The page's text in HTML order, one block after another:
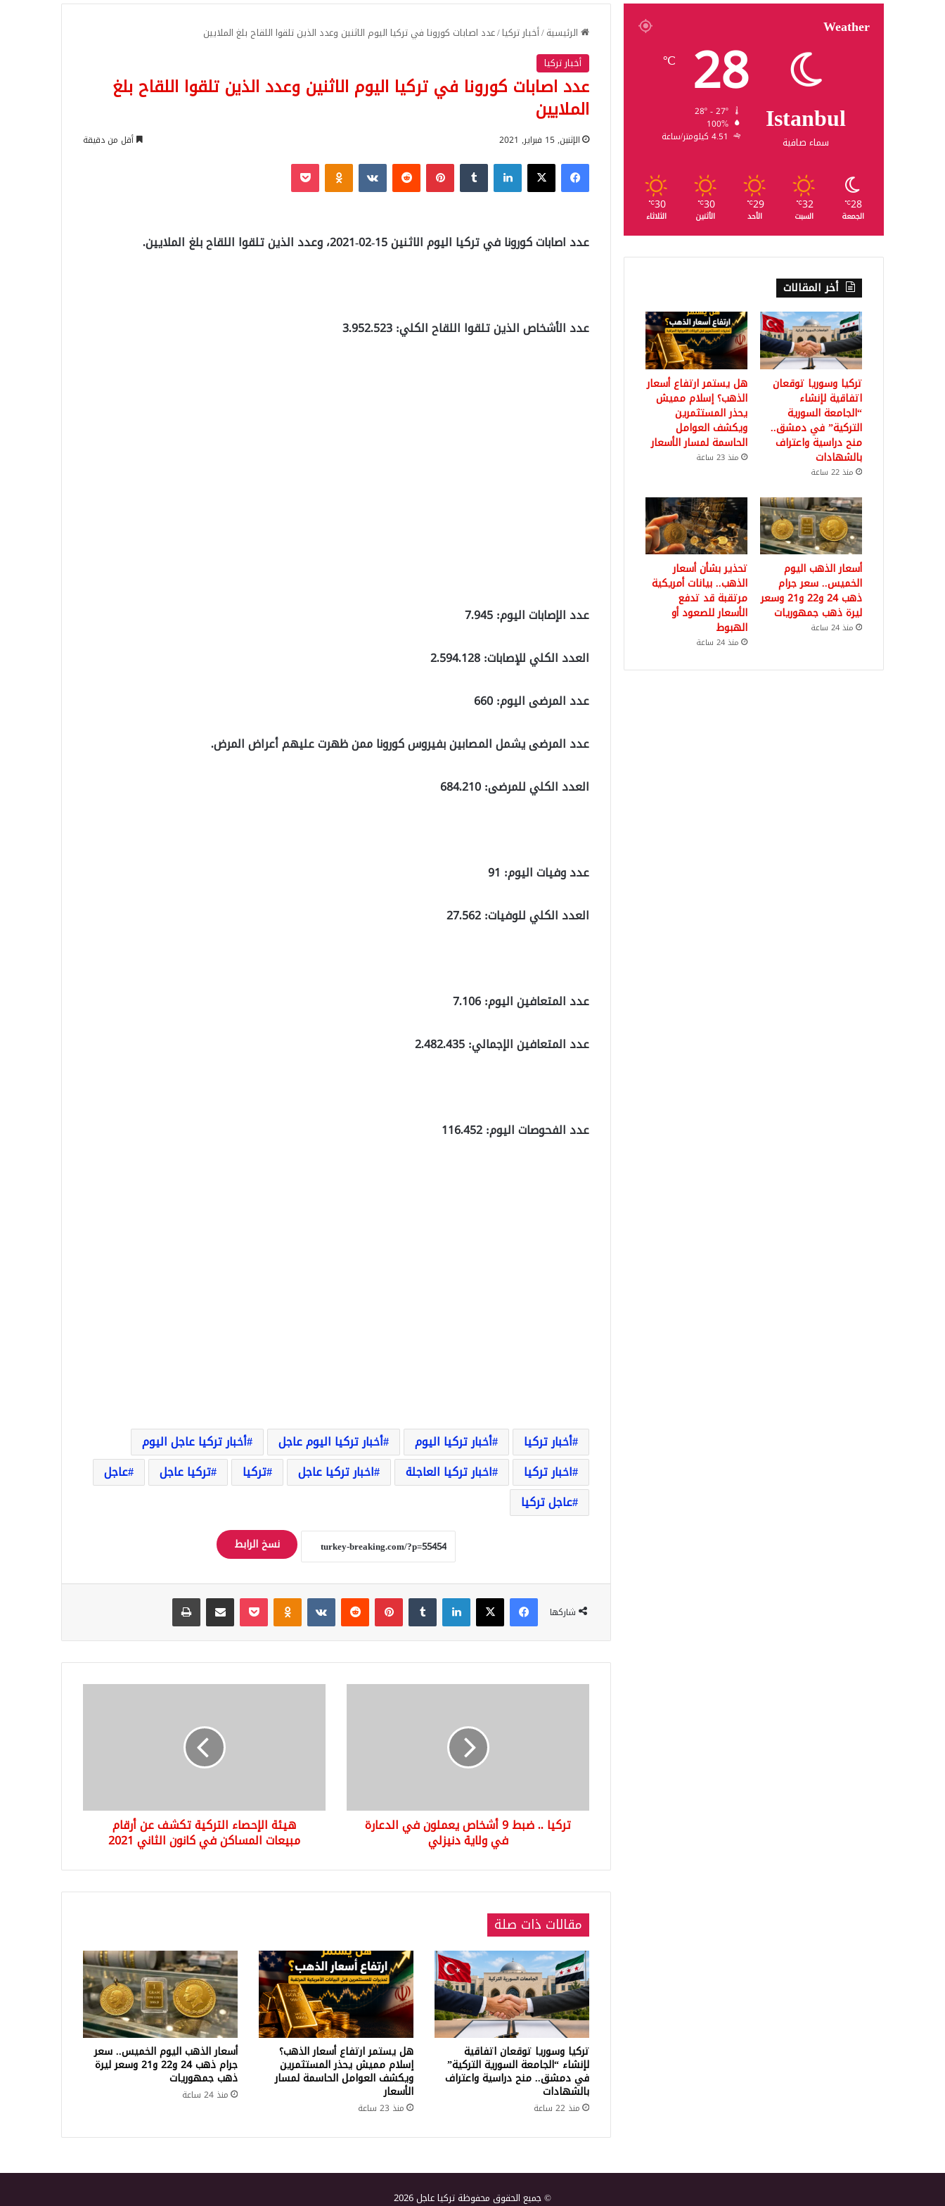
الرئيسية/أخبار تركيا/عدد اصابات كورونا في تركيا اليوم الاثنين وعدد الذين تلقوا اللقاح بلغ الملايين
أخبار تركيا
عدد اصابات كورونا في تركيا اليوم الاثنين وعدد الذين تلقوا اللقاح بلغ
الملايين
الإثنين, 15 فبراير, 2021 أقل من دقيقة
فيسبوك‫X لينكدإن بينتيريست Odnoklassniki
‫Pocket
عدد اصابات كورونا في تركيا اليوم الاثنين 15-02-2021، وعدد الذين تلقوا اللقاح بلغ الملايين.
عدد الأشخاص الذين تلقوا اللقاح الكلي: 3.952.523
عدد الإصابات اليوم: 7.945
العدد الكلي للإصابات: 2.594.128
عدد المرضى اليوم: 660
عدد المرضى يشمل المصابين بفيروس كورونا ممن ظهرت عليهم أعراض المرض.
العدد الكلي للمرضى: 684.210
عدد وفيات اليوم: 91
العدد الكلي للوفيات: 27.562
عدد المتعافين اليوم: 7.106
عدد المتعافين الإجمالي: 2.482.435
عدد الفحوصات اليوم: 116.452
أخبار تركيا أخبار تركيا اليوم أخبار تركيا اليوم عاجل
أخبار تركيا عاجل اليوم
اخبار تركيا
اخبار تركيا العاجلة اخبار تركيا عاجل تركيا تركيا عاجل
عاجل
عاجل تركيا
نسخ الرابط
شاركها
فيسبوك‫X لينكدإن بينتيريست Odnoklassniki
‫Pocket مشاركة عبر البريد طباعة
في
تركيا .. ضبط 9 أشخاص يعملون في الدعارة
في ولاية دنيزلي
في
هيئة الإحصاء التركية تكشف عن أرقام
مبيعات المساكن في كانون الثاني 2021
مقالات ذات صلة
تركيا وسوريا توقعان اتفاقية
لإنشاء “الجامعة السورية التركية”
في دمشق.. منح دراسية واعتراف
بالشهادات
منذ 22 ساعة
هل يستمر ارتفاع أسعار الذهب؟
إسلام مميش يحذر المستثمرين
ويكشف العوامل الحاسمة لمسار
الأسعار
منذ 23 ساعة
أسعار الذهب اليوم الخميس.. سعر
جرام ذهب 24 و22 و21 وسعر ليرة
ذهب جمهوريات
منذ 24 ساعة
Weather
Istanbul
سماء صافية
28
℃
100%
4.51 كيلومتر/ساعة
28
℃
الجمعة
32
℃
السبت
29
℃
الأحد
30
℃
الأثنين
30
℃
الثلاثاء
أخر المقالات
تركيا وسوريا توقعان
اتفاقية لإنشاء
“الجامعة السورية
التركية” في دمشق..
منح دراسية واعتراف
بالشهادات
منذ 22 ساعة
هل يستمر ارتفاع أسعار
الذهب؟ إسلام مميش
يحذر المستثمرين
ويكشف العوامل
الحاسمة لمسار الأسعار
منذ 23 ساعة
أسعار الذهب اليوم
الخميس.. سعر جرام
ذهب 24 و22 و21 وسعر
ليرة ذهب جمهوريات
منذ 24 ساعة
تحذير بشأن أسعار
الذهب.. بيانات أمريكية
مرتقبة قد تدفع
الأسعار للصعود أو
الهبوط
منذ 24 ساعة
© جميع الحقوق محفوظة تركيا عاجل 2026